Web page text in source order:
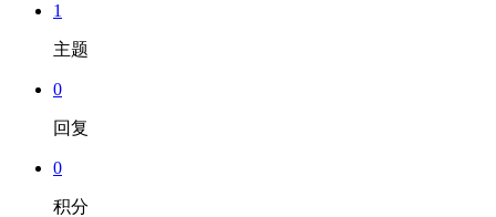
1
主题
0
回复
0
积分